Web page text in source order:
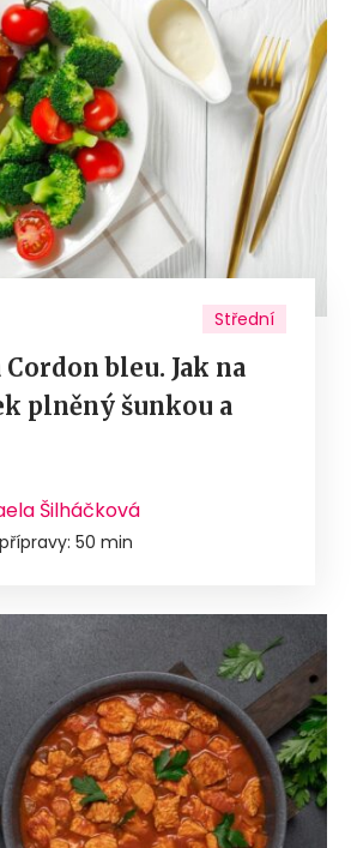
Střední
Cordon bleu. Jak na
plněný šunkou a
Šilháčková
50 min